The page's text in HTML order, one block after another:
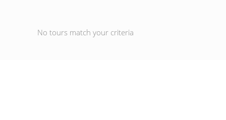
No tours match your criteria